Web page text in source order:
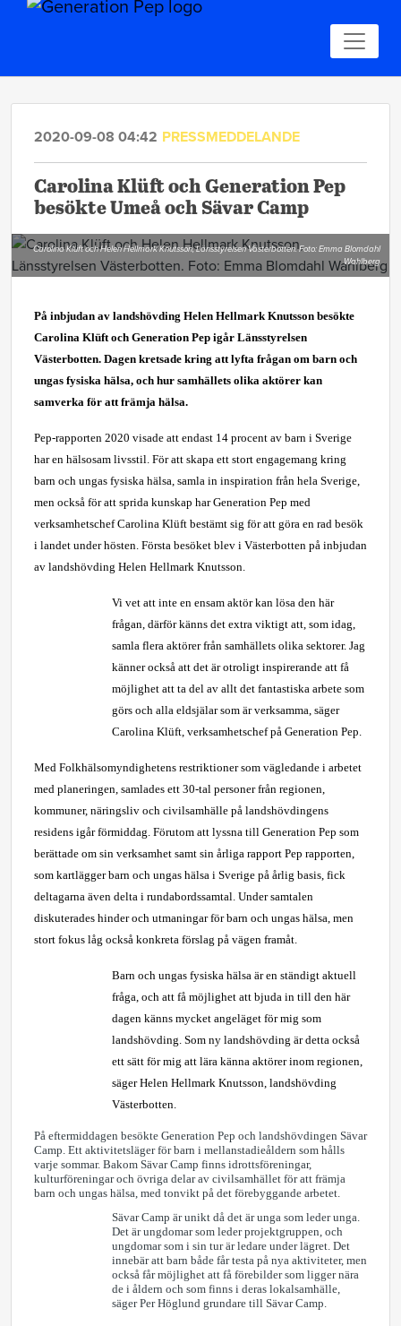
2020-09-08 04:42 PRESSMEDDELANDE
Carolina Klüft och Generation Pep
besökte Umeå och Sävar Camp
Carolina Klüft och Helen Hellmark Knutsson, Länsstyrelsen Västerbotten. Foto: Emma Blomdahl
Wahlberg
På inbjudan av landshövding Helen Hellmark Knutsson besökte
Carolina Klüft och Generation Pep igår Länsstyrelsen
Västerbotten. Dagen kretsade kring att lyfta frågan om barn och
ungas fysiska hälsa, och hur samhällets olika aktörer kan
samverka för att främja hälsa.
Pep-rapporten 2020 visade att endast 14 procent av barn i Sverige
har en hälsosam livsstil. För att skapa ett stort engagemang kring
barn och ungas fysiska hälsa, samla in inspiration från hela Sverige,
men också för att sprida kunskap har Generation Pep med
verksamhetschef Carolina Klüft bestämt sig för att göra en rad besök
i landet under hösten. Första besöket blev i Västerbotten på inbjudan
av landshövding Helen Hellmark Knutsson.
Vi vet att inte en ensam aktör kan lösa den här
frågan, därför känns det extra viktigt att, som idag,
samla flera aktörer från samhällets olika sektorer. Jag
känner också att det är otroligt inspirerande att få
möjlighet att ta del av allt det fantastiska arbete som
görs och alla eldsjälar som är verksamma, säger
Carolina Klüft, verksamhetschef på Generation Pep.
Med Folkhälsomyndighetens restriktioner som vägledande i arbetet
med planeringen, samlades ett 30-tal personer från regionen,
kommuner, näringsliv och civilsamhälle på landshövdingens
residens igår förmiddag. Förutom att lyssna till Generation Pep som
berättade om sin verksamhet samt sin årliga rapport Pep rapporten,
som kartlägger barn och ungas hälsa i Sverige på årlig basis, fick
deltagarna även delta i rundabordssamtal. Under samtalen
diskuterades hinder och utmaningar för barn och ungas hälsa, men
stort fokus låg också konkreta förslag på vägen framåt.
Barn och ungas fysiska hälsa är en ständigt aktuell
fråga, och att få möjlighet att bjuda in till den här
dagen känns mycket angeläget för mig som
landshövding. Som ny landshövding är detta också
ett sätt för mig att lära känna aktörer inom regionen,
säger Helen Hellmark Knutsson, landshövding
Västerbotten.
På eftermiddagen besökte Generation Pep och landshövdingen Sävar
Camp. Ett aktivitetsläger för barn i mellanstadieåldern som hålls
varje sommar. Bakom Sävar Camp finns idrottsföreningar,
kulturföreningar och övriga delar av civilsamhället för att främja
barn och ungas hälsa, med tonvikt på det förebyggande arbetet.
Sävar Camp är unikt då det är unga som leder unga.
Det är ungdomar som leder projektgruppen, och
ungdomar som i sin tur är ledare under lägret. Det
innebär att barn både får testa på nya aktiviteter, men
också får möjlighet att få förebilder som ligger nära
de i åldern och som finns i deras lokalsamhälle,
säger Per Höglund grundare till Sävar Camp.